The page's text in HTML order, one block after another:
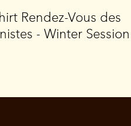
Rendez-Vous des
- Winter Session